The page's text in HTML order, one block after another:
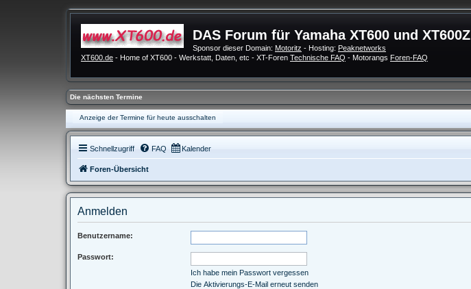
DAS Forum für Yamaha XT600 und XT600Z
Sponsor dieser Domain: Motoritz - Hosting: Peaknetworks
XT600.de - Home of XT600 - Werkstatt, Daten, etc - XT-Foren Technische FAQ - Motorangs Foren-FAQ
Die nächsten Termine
Anzeige der Termine für heute ausschalten
Schnellzugriff FAQ Kalender
Foren-Übersicht
Anmelden
Benutzername:
Passwort:
Ich habe mein Passwort vergessen
Die Aktivierungs-E-Mail erneut senden